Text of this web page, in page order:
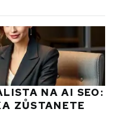
NA AI SEO:
ZŮSTANETE